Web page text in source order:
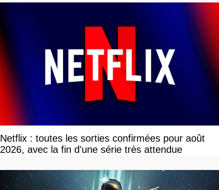
Netflix : toutes les sorties confirmées pour août
2026, avec la fin d'une série très attendue